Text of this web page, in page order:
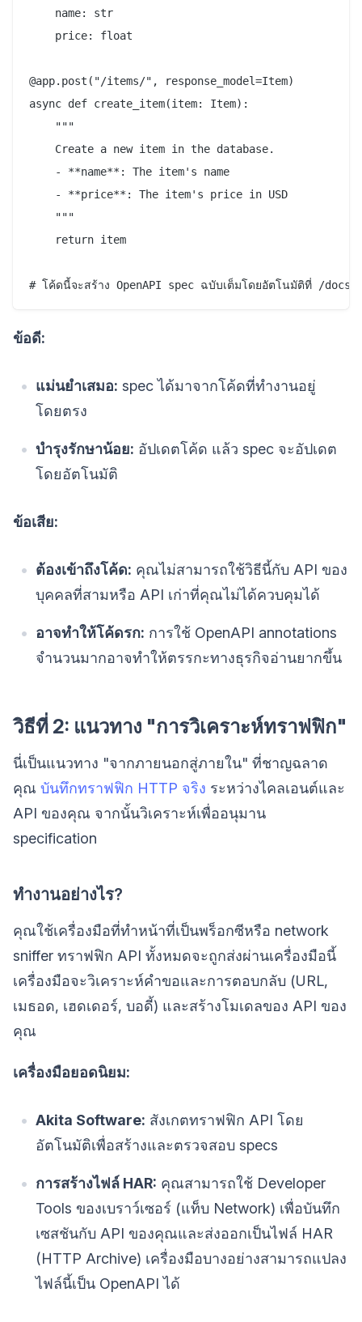
    name: str
    price: float
@app.post("/items/", response_model=Item)
async def create_item(item: Item):
    """
    Create a new item in the database.
    - **name**: The item's name
    - **price**: The item's price in USD
    """
    return item
ข้อดี:
แม่นยำเสมอ: spec ได้มาจากโค้ดที่ทำงานอยู่
โดยตรง
บำรุงรักษาน้อย: อัปเดตโค้ด แล้ว spec จะอัปเดต
โดยอัตโนมัติ
ข้อเสีย:
ต้องเข้าถึงโค้ด: คุณไม่สามารถใช้วิธีนี้กับ API ของ
บุคคลที่สามหรือ API เก่าที่คุณไม่ได้ควบคุมได้
อาจทำให้โค้ดรก: การใช้ OpenAPI annotations
จำนวนมากอาจทำให้ตรรกะทางธุรกิจอ่านยากขึ้น
วิธีที่ 2: แนวทาง "การวิเคราะห์ทราฟฟิก"
นี่เป็นแนวทาง "จากภายนอกสู่ภายใน" ที่ชาญฉลาด
คุณ บันทึกทราฟฟิก HTTP จริง ระหว่างไคลเอนต์และ
API ของคุณ จากนั้นวิเคราะห์เพื่ออนุมาน
specification
ทำงานอย่างไร?
คุณใช้เครื่องมือที่ทำหน้าที่เป็นพร็อกซีหรือ network
sniffer ทราฟฟิก API ทั้งหมดจะถูกส่งผ่านเครื่องมือนี้
เครื่องมือจะวิเคราะห์คำขอและการตอบกลับ (URL,
เมธอด, เฮดเดอร์, บอดี้) และสร้างโมเดลของ API ของ
คุณ
เครื่องมือยอดนิยม:
Akita Software: สังเกตทราฟฟิก API โดย
อัตโนมัติเพื่อสร้างและตรวจสอบ specs
การสร้างไฟล์ HAR: คุณสามารถใช้ Developer
Tools ของเบราว์เซอร์ (แท็บ Network) เพื่อบันทึก
เซสชันกับ API ของคุณและส่งออกเป็นไฟล์ HAR
(HTTP Archive) เครื่องมือบางอย่างสามารถแปลง
ไฟล์นี้เป็น OpenAPI ได้